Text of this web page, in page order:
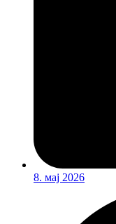
8. мај 2026